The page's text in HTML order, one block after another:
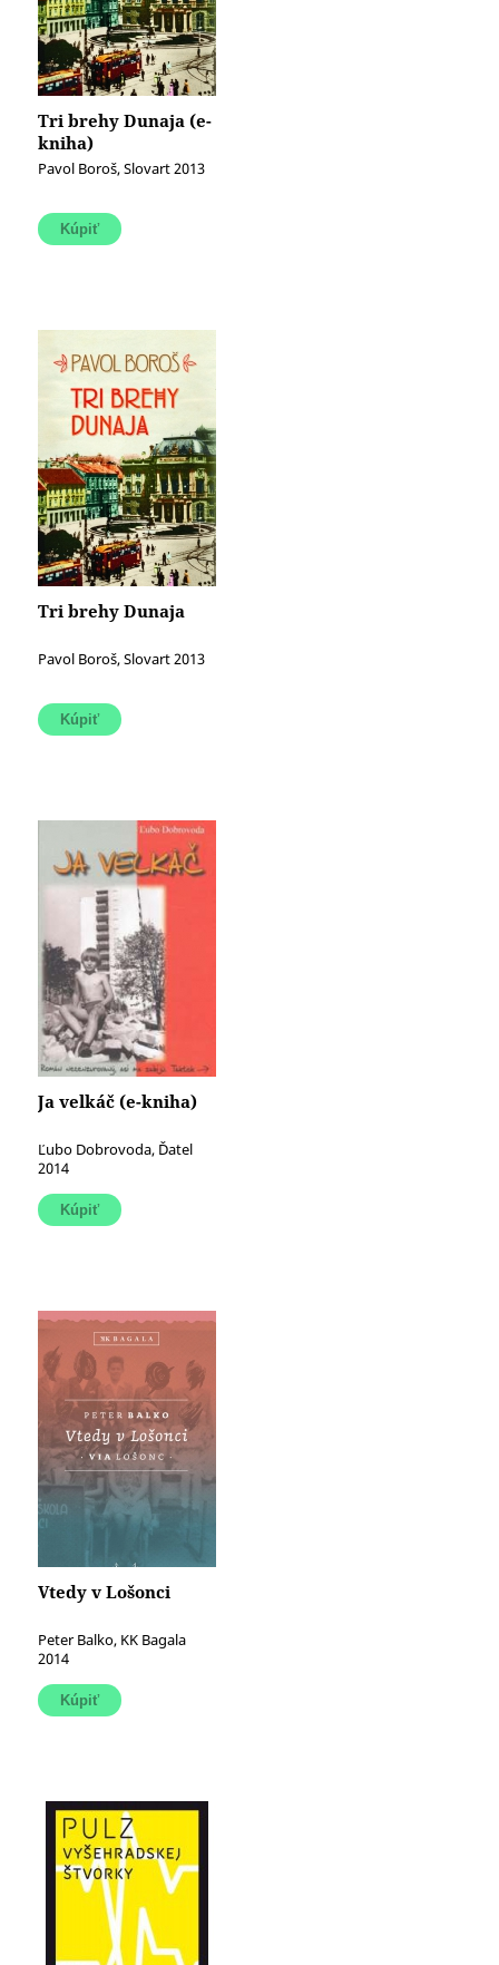
Tri brehy Dunaja (e-
kniha)
Pavol Boroš, Slovart 2013
Tri brehy Dunaja
Pavol Boroš, Slovart 2013
Ja velkáč (e-kniha)
Ľubo Dobrovoda, Ďatel
2014
Vtedy v Lošonci
Peter Balko, KK Bagala
2014